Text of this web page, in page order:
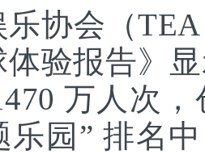
协会（
体验报告》
万人次
乐园” 排名